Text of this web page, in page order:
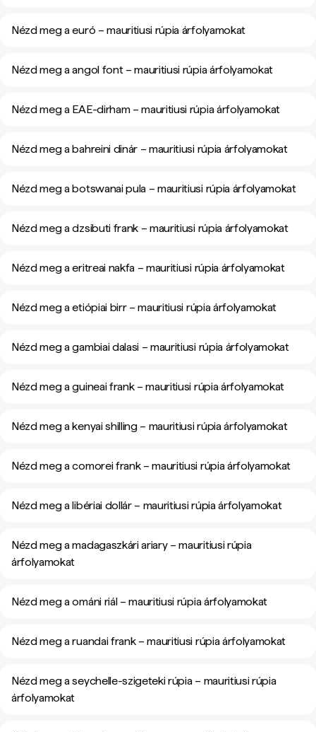
Nézd meg a euró – mauritiusi rúpia árfolyamokat
Nézd meg a angol font – mauritiusi rúpia árfolyamokat
Nézd meg a EAE-dirham – mauritiusi rúpia árfolyamokat
Nézd meg a bahreini dinár – mauritiusi rúpia árfolyamokat
Nézd meg a botswanai pula – mauritiusi rúpia árfolyamokat
Nézd meg a dzsibuti frank – mauritiusi rúpia árfolyamokat
Nézd meg a eritreai nakfa – mauritiusi rúpia árfolyamokat
Nézd meg a etiópiai birr – mauritiusi rúpia árfolyamokat
Nézd meg a gambiai dalasi – mauritiusi rúpia árfolyamokat
Nézd meg a guineai frank – mauritiusi rúpia árfolyamokat
Nézd meg a kenyai shilling – mauritiusi rúpia árfolyamokat
Nézd meg a comorei frank – mauritiusi rúpia árfolyamokat
Nézd meg a libériai dollár – mauritiusi rúpia árfolyamokat
Nézd meg a madagaszkári ariary – mauritiusi rúpia
árfolyamokat
Nézd meg a ománi riál – mauritiusi rúpia árfolyamokat
Nézd meg a ruandai frank – mauritiusi rúpia árfolyamokat
Nézd meg a seychelle-szigeteki rúpia – mauritiusi rúpia
árfolyamokat